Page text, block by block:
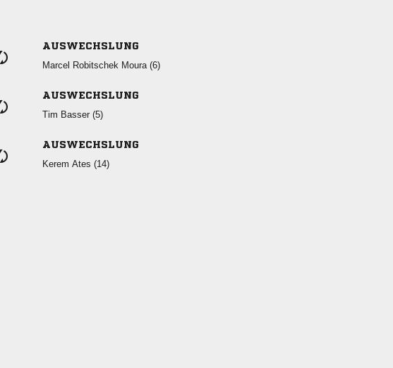
AUSWECHSLUNG
   
AUSWECHSLUNG
  
AUSWECHSLUNG
  